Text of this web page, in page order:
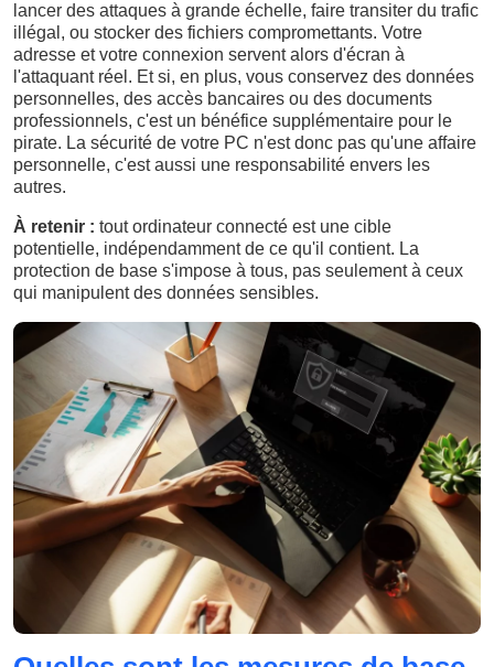
lancer des attaques à grande échelle, faire transiter du trafic
illégal, ou stocker des fichiers compromettants. Votre
adresse et votre connexion servent alors d'écran à
l'attaquant réel. Et si, en plus, vous conservez des données
personnelles, des accès bancaires ou des documents
professionnels, c'est un bénéfice supplémentaire pour le
pirate. La sécurité de votre PC n'est donc pas qu'une affaire
personnelle, c'est aussi une responsabilité envers les
autres.
À retenir : tout ordinateur connecté est une cible
potentielle, indépendamment de ce qu'il contient. La
protection de base s'impose à tous, pas seulement à ceux
qui manipulent des données sensibles.